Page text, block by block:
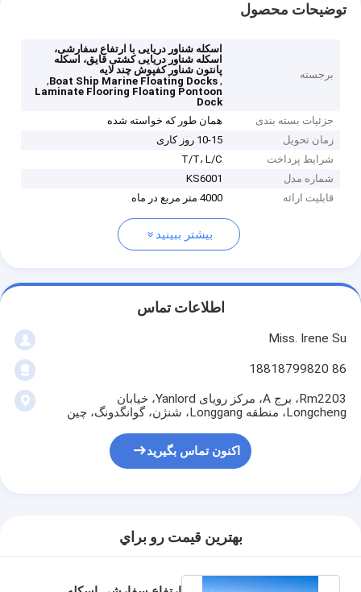
توضیحات محصول
برجسته
اسکله شناور دریایی با ارتفاع سفارشی،
اسکله شناور دریایی کشتی قایق، اسکله
پانتون شناور کفپوش چند لایه
,
Boat Ship Marine Floating Docks
,
Laminate Flooring Floating Pontoon
Dock
جزئیات بسته بندی
همان طور که خواسته شده
زمان تحویل
10-15 روز کاری
شرایط پرداخت
T/T، L/C
شماره مدل
KS6001
قابلیت ارائه
4000 متر مربع در ماه
بیشتر ببینید
اطلاعات تماس
Miss. Irene Su
86 18818799820
Rm2203، برج A، مرکز رویای Yanlord، خیابان
Longcheng، منطقه Longgang، شنژن، گوانگدونگ، چین
اکنون تماس بگیرید
بهترين قيمت رو براي